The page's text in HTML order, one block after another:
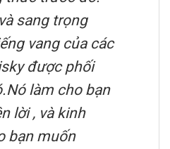
sang trọng
vang của các
được phối
làm cho bạn
lời , và kinh
bạn muốn